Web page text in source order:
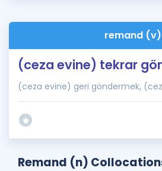
İngilizce Gramer
remand (v)
(ceza evine) tekrar
(ceza evine) geri göndermek,
Remand (n)